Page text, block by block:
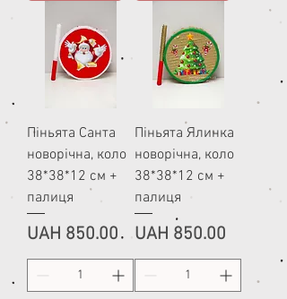
Піньята Санта
новорічна, коло
38*38*12 см +
палиця
Price
UAH 850.00
Піньята Ялинка
новорічна, коло
38*38*12 см +
палиця
Price
UAH 850.00